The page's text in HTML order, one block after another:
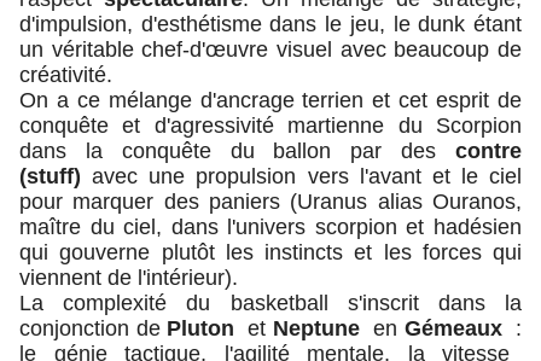
d'impulsion, d'esthétisme dans le jeu, le dunk étant
un véritable chef-d'œuvre visuel avec beaucoup de
créativité.
On a ce mélange d'ancrage terrien et cet esprit de
conquête et d'agressivité martienne du Scorpion
dans la conquête du ballon par des contre
(stuff) avec une propulsion vers l'avant et le ciel
pour marquer des paniers (Uranus alias Ouranos,
maître du ciel, dans l'univers scorpion et hadésien
qui gouverne plutôt les instincts et les forces qui
viennent de l'intérieur).
La complexité du basketball s'inscrit dans la
conjonction de Pluton et Neptune en Gémeaux:
le génie tactique, l'agilité mentale, la vitesse